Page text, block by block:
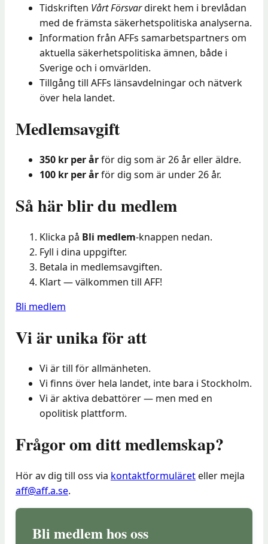
Tidskriften Vårt Försvardirekt hem i brevlådan
med de främsta säkerhetspolitiska analyserna.
Information från AFFs samarbetspartners om
aktuella säkerhetspolitiska ämnen, både i
Sverige och i omvärlden.
Tillgång till AFFs länsavdelningar och nätverk
över hela landet.
Medlemsavgift
350 kr per årför dig som är 26 år eller äldre.
100 kr per årför dig som är under 26 år.
Så här blir du medlem
Klicka på Bli medlem-knappen nedan.
Fyll i dina uppgifter.
Betala in medlemsavgiften.
Klart — välkommen till AFF!
Bli medlem
Vi är unika för att
Vi är till för allmänheten.
Vi finns över hela landet, inte bara i Stockholm.
Vi är aktiva debattörer — men med en
opolitisk plattform.
Frågor om ditt medlemskap?
Hör av dig till oss via kontaktformuläreteller mejla
aff@aff.a.se.
Bli medlem hos oss